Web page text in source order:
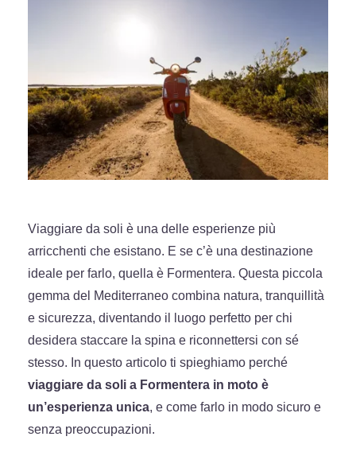
Viaggiare da soli è una delle esperienze più
arricchenti che esistano. E se c’è una destinazione
ideale per farlo, quella è Formentera. Questa piccola
gemma del Mediterraneo combina natura, tranquillità
e sicurezza, diventando il luogo perfetto per chi
desidera staccare la spina e riconnettersi con sé
stesso. In questo articolo ti spieghiamo perché
viaggiare da soli a Formentera in moto è
un’esperienza unica, e come farlo in modo sicuro e
senza preoccupazioni.